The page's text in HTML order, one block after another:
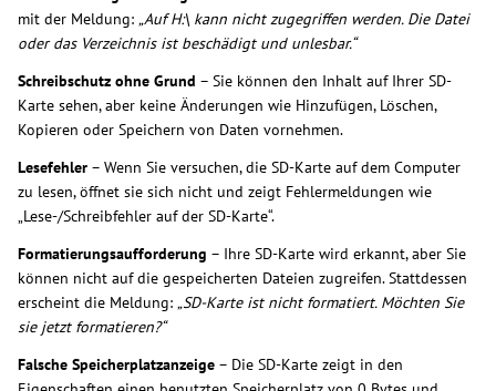
mit der Meldung: „Auf H:\ kann nicht zugegriffen werden. Die Datei
oder das Verzeichnis ist beschädigt und unlesbar.“
Schreibschutz ohne Grund – Sie können den Inhalt auf Ihrer SD-
Karte sehen, aber keine Änderungen wie Hinzufügen, Löschen,
Kopieren oder Speichern von Daten vornehmen.
Lesefehler – Wenn Sie versuchen, die SD-Karte auf dem Computer
zu lesen, öffnet sie sich nicht und zeigt Fehlermeldungen wie
„Lese-/Schreibfehler auf der SD-Karte“.
Formatierungsaufforderung – Ihre SD-Karte wird erkannt, aber Sie
können nicht auf die gespeicherten Dateien zugreifen. Stattdessen
erscheint die Meldung: „SD-Karte ist nicht formatiert. Möchten Sie
sie jetzt formatieren?“
Falsche Speicherplatzanzeige – Die SD-Karte zeigt in den